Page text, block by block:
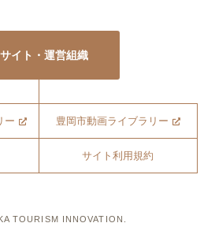
イト・運営組織
ー 豊岡市動画ライブラリー
サイト利用規約
TOURISM INNOVATION.